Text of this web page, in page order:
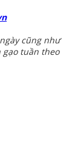
cũng như
tuần theo